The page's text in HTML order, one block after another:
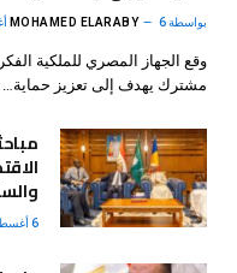
بواسطة MOHAMED ELARABY 6 أغسطس، 2026
وقع الجهاز المصري للملكية
مشترك يهدف إلى تعزيز حماية…
6 أغسطس، 2026